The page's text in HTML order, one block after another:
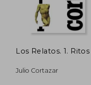
dcto.
Los Relatos. 1. Ritos
Julio Cortazar